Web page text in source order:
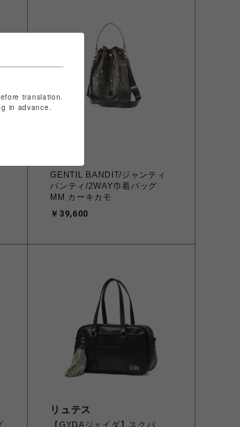
GENTIL BANDIT/ジャンティ
バンティ/2WAY巾着バッグ
MM カーキカモ
￥39,600
リュテス
translation.
in advance.